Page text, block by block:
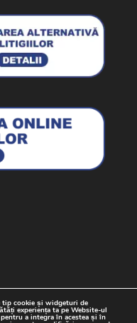
cookie
tip cookie și widgeturi de
experiența ta pe Website-ul
a integra în acestea și în